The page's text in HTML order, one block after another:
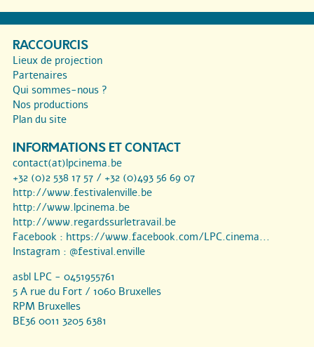
RACCOURCIS
Lieux de projection
Partenaires
Qui sommes-nous ?
Nos productions
Plan du site
INFORMATIONS ET CONTACT
contact(at)lpcinema.be
+32 (0)2 538 17 57 / +32 (0)493 56 69 07
http://www.festivalenville.be
http://www.lpcinema.be
http://www.regardssurletravail.be
Facebook : https://www.facebook.com/LPC.cinema...
Instagram : @festival.enville
asbl LPC - 0451955761
5 A rue du Fort / 1060 Bruxelles
RPM Bruxelles
BE36 0011 3205 6381